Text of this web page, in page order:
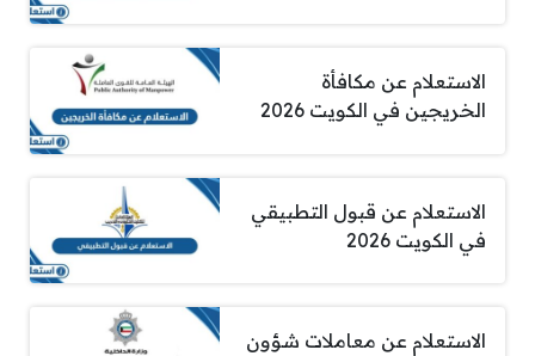
الاستعلام عن مكافأة
الخريجين في الكويت 2026
الاستعلام عن قبول التطبيقي
في الكويت 2026
الاستعلام عن معاملات شؤون